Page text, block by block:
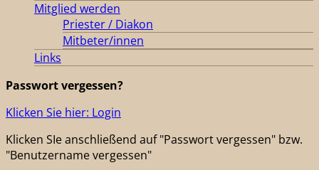
Mitglied werden
Priester / Diakon
Mitbeter/innen
Links
Passwort vergessen?
Klicken Sie hier: Login
Klicken SIe anschließend auf "Passwort vergessen" bzw.
"Benutzername vergessen"